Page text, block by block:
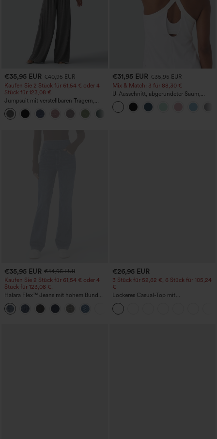
€35,95 EUR €40,95 EUR
Kaufen Sie 2 Stück für 61,54 € oder 4
Stück für 123,08 €.
Jumpsuit mit verstellbaren Trägern,
gerafftem Detail, weitem Bein und
meliertem Stoff, lässig, mit Taschen -
Easy Peezy
€31,95 EUR €35,95 EUR
Mix & Match: 3 für 88,30 €
U-Ausschnitt, abgerundeter Saum,
InstantCool Yoga-Trägertop – UPF50+
€35,95 EUR €44,95 EUR
Kaufen Sie 2 Stück für 61,54 € oder 4
Stück für 123,08 €.
Halara Flex™ Jeans mit hohem Bund
und Taschen, gewaschener, lässiger
Bootcut
€26,95 EUR
3 Stück für 52,62 €, 6 Stück für 105,24
€
Lockeres Casual-Top mit
Rundhalsausschnitt und
Fledermausärmeln